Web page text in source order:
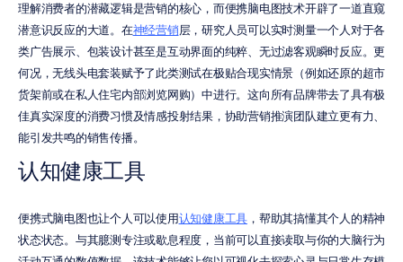
理解消费者的潜藏逻辑是营销的核心，而便携脑电图技术开辟了一道直窥
潜意识反应的大道。在神经营销层，研究人员可以实时测量一个人对于各
类广告展示、包装设计甚至是互动界面的纯粹、无过滤客观瞬时反应。更
何况，无线头电套装赋予了此类测试在极贴合现实情景（例如还原的超市
货架前或在私人住宅内部浏览网购）中进行。这向所有品牌带去了具有极
佳真实深度的消费习惯及情感投射结果，协助营销推演团队建立更有力、
能引发共鸣的销售传播。
认知健康工具
便携式脑电图也让个人可以使用认知健康工具 ，帮助其搞懂其个人的精神
状态状态。与其臆测专注或歇息程度，当前可以直接读取与你的大脑行为